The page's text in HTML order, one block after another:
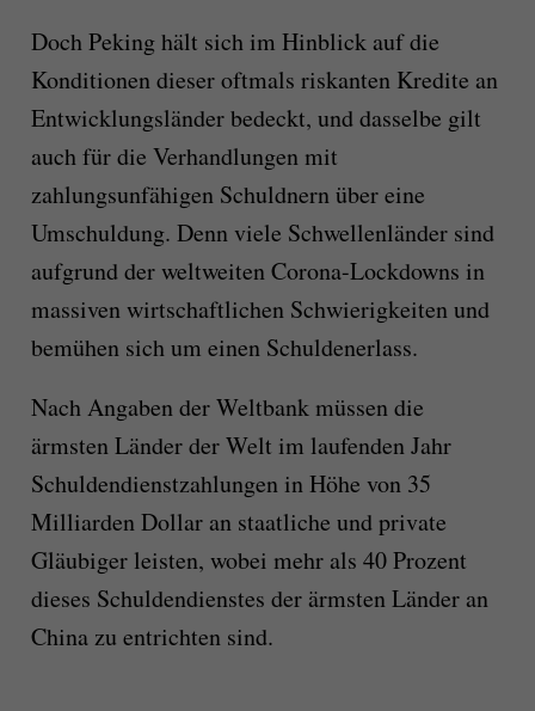
Doch Peking hält sich im Hinblick auf die
Konditionen dieser oftmals riskanten Kredite an
Entwicklungsländer bedeckt, und dasselbe gilt
auch für die Verhandlungen mit
zahlungsunfähigen Schuldnern über eine
Umschuldung. Denn viele Schwellenländer sind
aufgrund der weltweiten Corona-Lockdowns in
massiven wirtschaftlichen Schwierigkeiten und
bemühen sich um einen Schuldenerlass.
Nach Angaben der Weltbank müssen die
ärmsten Länder der Welt im laufenden Jahr
Schuldendienstzahlungen in Höhe von 35
Milliarden Dollar an staatliche und private
Gläubiger leisten, wobei mehr als 40 Prozent
dieses Schuldendienstes der ärmsten Länder an
China zu entrichten sind.